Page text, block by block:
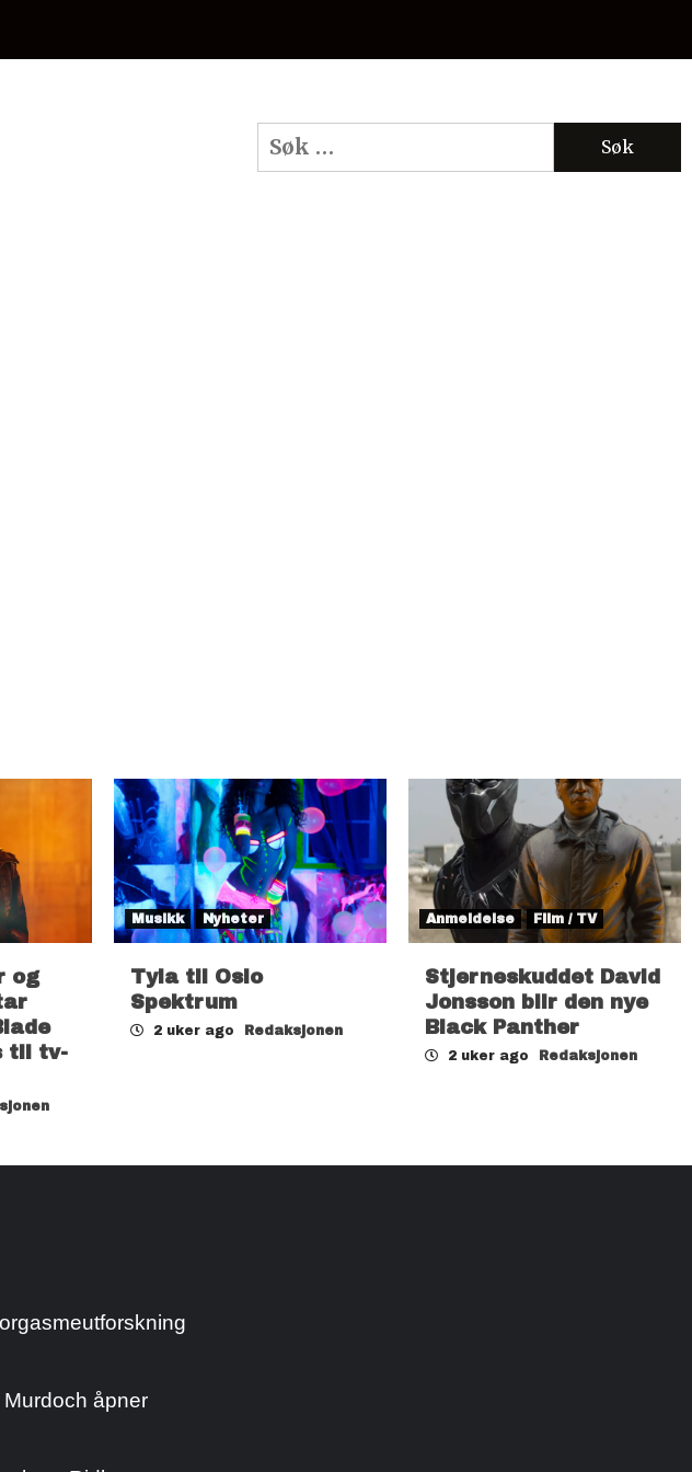
Søk
etter:
og
til tv-
Musikk Nyheter
Tyla til Oslo
Spektrum
2 uker ago Redaksjonen
Anmeldelse Film / TV
Stjerneskuddet David
Jonsson blir den nye
Black Panther
2 uker ago Redaksjonen
åpner